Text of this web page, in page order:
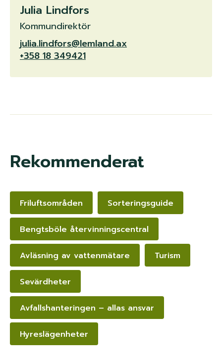
Julia Lindfors
Kommundirektör
julia.lindfors@lemland.ax
+358 18 349421
Rekommenderat
Friluftsområden Sorteringsguide
Bengtsböle återvinningscentral
Avläsning av vattenmätare Turism
Sevärdheter
Avfallshanteringen – allas ansvar
Hyreslägenheter